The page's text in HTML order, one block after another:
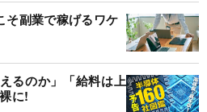
そ副業で稼げるワケ
るのか」「給料は上
に!